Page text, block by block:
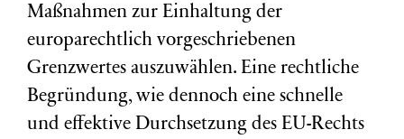
Maßnahmen zur Einhaltung der
europarechtlich vorgeschriebenen
Grenzwertes auszuwählen. Eine rechtliche
Begründung, wie dennoch eine schnelle
und effektive Durchsetzung des EU-Rechts